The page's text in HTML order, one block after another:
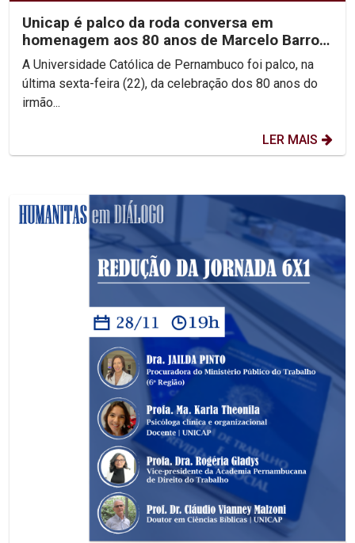
Unicap é palco da roda conversa em
homenagem aos 80 anos de Marcelo Barros
e às Teologias da...
A Universidade Católica de Pernambuco foi palco, na
última sexta-feira (22), da celebração dos 80 anos do
irmão...
LER MAIS